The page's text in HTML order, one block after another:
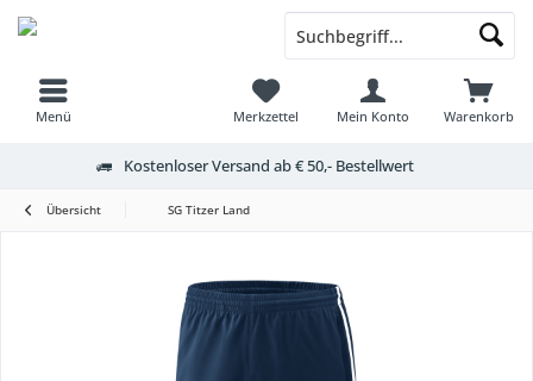
Menü Warenkorb
Merkzettel Mein Konto
Kostenloser Versand ab € 50,- Bestellwert
Übersicht SG Titzer Land